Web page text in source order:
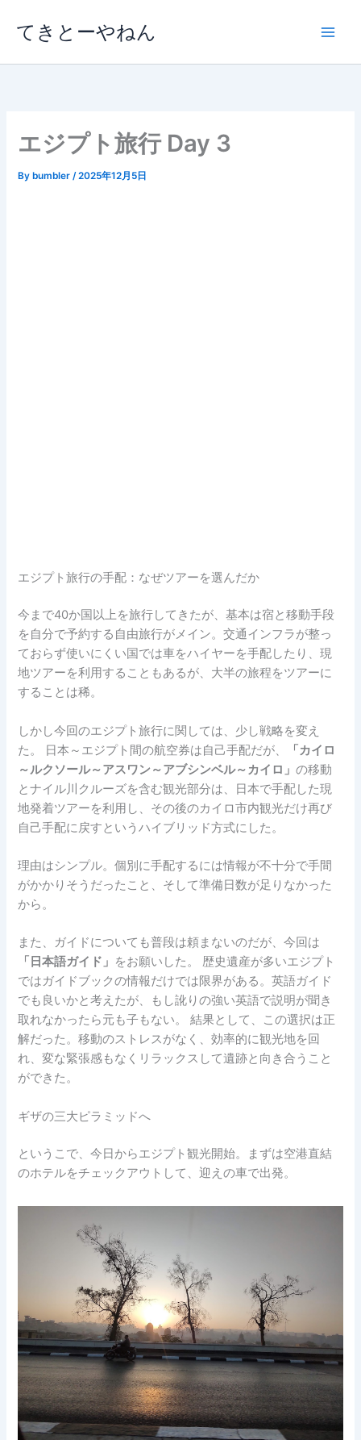
ス
てきとーやねん
エジプト旅行 Day 3
By bumbler/2025年12月5日
エジプト旅行の手配：なぜツアーを選んだか
今まで40か国以上を旅行してきたが、基本は宿と移動手段
を自分で予約する自由旅行がメイン。交通インフラが整っ
ておらず使いにくい国では車をハイヤーを手配したり、現
地ツアーを利用することもあるが、大半の旅程をツアーに
することは稀。
しかし今回のエジプト旅行に関しては、少し戦略を変え
た。 日本～エジプト間の航空券は自己手配だが、
「カイロ
～ルクソール～アスワン～アブシンベル～カイロ」の移動
とナイル川クルーズを含む観光部分は、日本で手配した現
地発着ツアーを利用し、その後のカイロ市内観光だけ再び
自己手配に戻すというハイブリッド方式にした。
理由はシンプル。個別に手配するには情報が不十分で手間
がかかりそうだったこと、そして準備日数が足りなかった
から。
また、ガイドについても普段は頼まないのだが、今回は
「日本語ガイド」 をお願いした。 歴史遺産が多いエジプト
ではガイドブックの情報だけでは限界がある。英語ガイド
でも良いかと考えたが、もし訛りの強い英語で説明が聞き
取れなかったら元も子もない。 結果として、この選択は正
解だった。移動のストレスがなく、効率的に観光地を回
れ、変な緊張感もなくリラックスして遺跡と向き合うこと
ができた。
ギザの三大ピラミッドへ
というこで、今日からエジプト観光開始。まずは空港直結
のホテルをチェックアウトして、迎えの車で出発。